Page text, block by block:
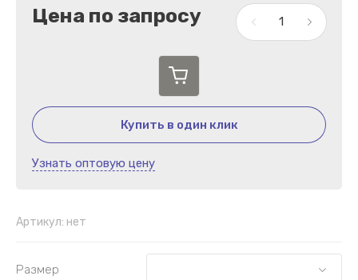
Цена по запросу
Купить в один клик
Узнать оптовую цену
Артикул: нет
Размер